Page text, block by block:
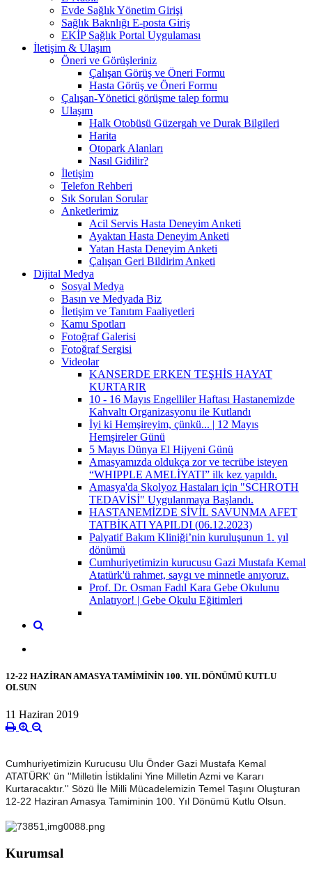
Evde Sağlık Yönetim Girişi
Sağlık Baknlığı E-posta Giriş
EKİP Sağlık Portal Uygulaması
İletişim & Ulaşım
Öneri ve Görüşleriniz
Çalışan Görüş ve Öneri Formu
Hasta Görüş ve Öneri Formu
Çalışan-Yönetici görüşme talep formu
Ulaşım
Halk Otobüsü Güzergah ve Durak Bilgileri
Harita
Otopark Alanları
Nasıl Gidilir?
İletişim
Telefon Rehberi
Sık Sorulan Sorular
Anketlerimiz
Acil Servis Hasta Deneyim Anketi
Ayaktan Hasta Deneyim Anketi
Yatan Hasta Deneyim Anketi
Çalışan Geri Bildirim Anketi
Dijital Medya
Sosyal Medya
Basın ve Medyada Biz
İletişim ve Tanıtım Faaliyetleri
Kamu Spotları
Fotoğraf Galerisi
Fotoğraf Sergisi
Videolar
KANSERDE ERKEN TEŞHİS HAYAT
KURTARIR
10 - 16 Mayıs Engelliler Haftası Hastanemizde
Kahvaltı Organizasyonu ile Kutlandı
İyi ki Hemşireyim, çünkü... | 12 Mayıs
Hemşireler Günü
5 Mayıs Dünya El Hijyeni Günü
Amasyamızda oldukça zor ve tecrübe isteyen
“WHIPPLE AMELİYATI” ilk kez yapıldı.
Amasya'da Skolyoz Hastaları için "SCHROTH
TEDAVİSİ" Uygulanmaya Başlandı.
HASTANEMİZDE SİVİL SAVUNMA AFET
TATBİKATI YAPILDI (06.12.2023)
Palyatif Bakım Kliniği’nin kuruluşunun 1. yıl
dönümü
Cumhuriyetimizin kurucusu Gazi Mustafa Kemal
Atatürk'ü rahmet, saygı ve minnetle anıyoruz.
Prof. Dr. Osman Fadıl Kara Gebe Okulunu
Anlatıyor! | Gebe Okulu Eğitimleri
12-22 HAZİRAN AMASYA TAMİMİNİN 100. YIL DÖNÜMÜ KUTLU
OLSUN
11 Haziran 2019
Cumhuriyetimizin Kurucusu Ulu Önder Gazi Mustafa Kemal
ATATÜRK' ün ''Milletin İstiklalini Yine Milletin Azmi ve Kararı
Kurtaracaktır.'' Sözü İle Milli Mücadelemizin Temel Taşını Oluşturan
12-22 Haziran Amasya Tamiminin 100. Yıl Dönümü Kutlu Olsun.
Kurumsal